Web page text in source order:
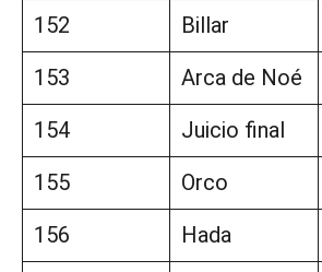
152
Billar
153
Arca de Noé
154
Juicio final
155
Orco
156
Hada